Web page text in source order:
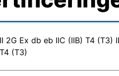
II 2G Ex db eb IIC (IIB) T4 (T3)
T4 (T3)